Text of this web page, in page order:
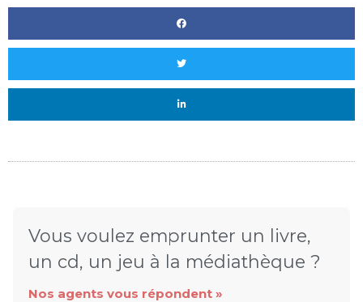
Vous voulez emprunter un livre,
un cd, un jeu à la médiathèque ?
Nos agents vous répondent »